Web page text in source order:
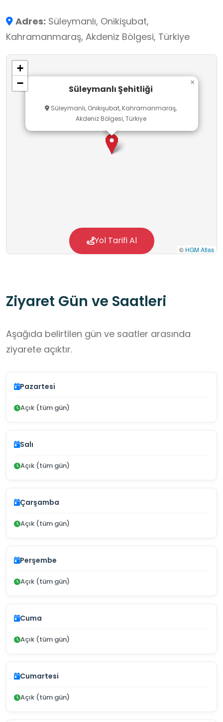
temsili mezarları bu anıt alanında yer
almaktadır. Doğal güzellikler ve tarihi taş
mimariyle çevrili olan şehitlik, ziyaretçilerine
hem hüzünlü bir geçmişi hatırlatmakta hem de
vatan için yapılan fedakarlığın önemini bir kez
Adres: Süleymanlı, Onikişubat,
Kahramanmaraş, Akdeniz Bölgesi, Türkiye
Süleymanlı Şehitliği
Süleymanlı, Onikişubat, Kahramanmaraş,
Akdeniz Bölgesi, Türkiye
×
+
−
© HGM Atlas
Yol Tarifi Al
Ziyaret Gün ve Saatleri
Aşağıda belirtilen gün ve saatler arasında
ziyarete açıktır.
Pazartesi
Açık (tüm gün)
Salı
Açık (tüm gün)
Çarşamba
Açık (tüm gün)
Perşembe
Açık (tüm gün)
Cuma
Açık (tüm gün)
Cumartesi
Açık (tüm gün)